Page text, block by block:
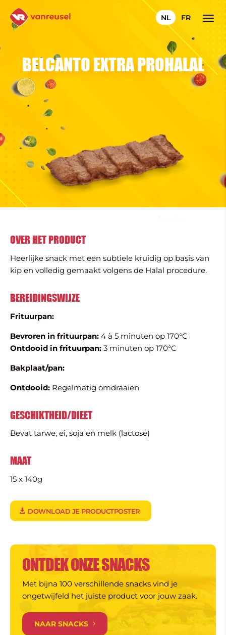
NL FR
BELCANTO EXTRA PROHALAL
OVER HET PRODUCT
Heerlijke snack met een subtiele kruidig op basis van
kip en volledig gemaakt volgens de Halal procedure.
BEREIDINGSWIJZE
Frituurpan:
Bevroren in frituurpan: 4 à 5 minuten op 170°C
Ontdooid in frituurpan: 3 minuten op 170°C
Bakplaat/pan:
Ontdooid: Regelmatig omdraaien
GESCHIKTHEID/DIEET
Bevat tarwe, ei, soja en melk (lactose)
MAAT
15 x 140g
DOWNLOAD JE PRODUCTPOSTER
ONTDEK ONZE SNACKS
Met bijna 100 verschillende snacks vind je
ongetwijfeld het juiste product voor jouw zaak.
NAAR SNACKS